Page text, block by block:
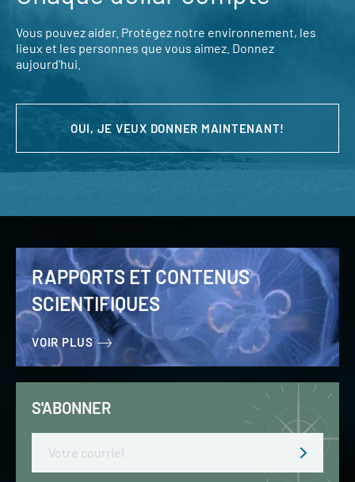
Vous pouvez aider. Protégez notre environnement, les
lieux et les personnes que vous aimez. Donnez
aujourd’hui.
OUI, JE VEUX DONNER MAINTENANT!
RAPPORTS ET CONTENUS
SCIENTIFIQUES
VOIR PLUS
S'ABONNER